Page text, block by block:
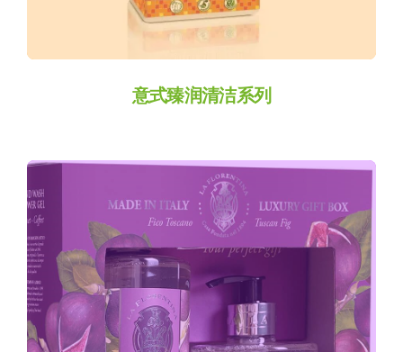
Custom-25-
2582意式臻润清洁系列